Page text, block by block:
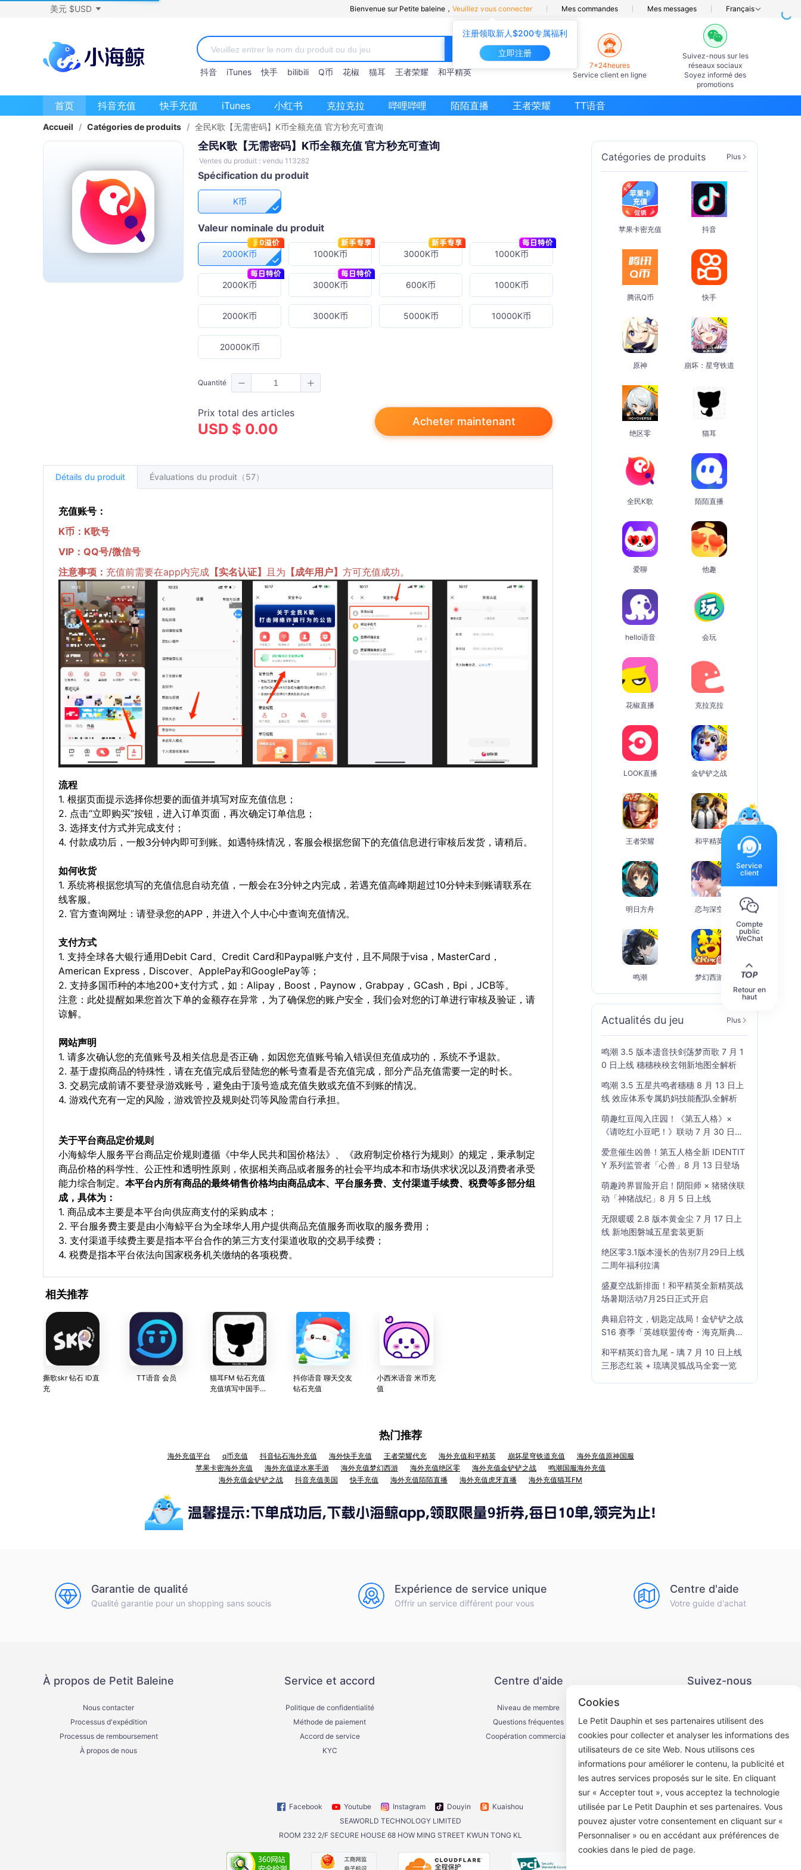
注册领取新人$200专属福利
立即注册
美元 $USD Bienvenue sur Petite baleine， Veuillez vous connecter Mes commandes Mes messages Français
抖音 iTunes 快手 bilibili Q币 花椒 猫耳 王者荣耀 和平精英
7×24heures
Service client en ligne
Suivez-nous sur les
réseaux sociaux
Soyez informé des
promotions
首页 抖音充值 快手充值 iTunes 小红书 克拉克拉 哔哩哔哩 陌陌直播 王者荣耀 TT语音
Accueil / Catégories de produits / 全民K歌【无需密码】K币全额充值 官方秒充可查询
全民K歌【无需密码】K币全额充值 官方秒充可查询
Ventes du produit : vendu 113282
Spécification du produit
K币
Valeur nominale du produit
2000K币 1000K币 3000K币 1000K币
2000K币 3000K币 600K币 1000K币
2000K币 3000K币 5000K币 10000K币
20000K币
Quantité
Prix total des articles
USD $ 0.00 Acheter maintenant
Détails du produit Évaluations du produit（57）
充值账号：
K币：K歌号
VIP：QQ号/微信号
注意事项： 充值前需要在app内完成 【实名认证】 且为 【成年用户】 方可充值成功。
流程
1. 根据页面提示选择你想要的面值并填写对应充值信息；
2. 点击“立即购买”按钮，进入订单页面，再次确定订单信息；
3. 选择支付方式并完成支付；
4. 付款成功后，一般3分钟内即可到账。如遇特殊情况，客服会根据您留下的充值信息进行审核后发货，请稍后。
如何收货
1. 系统将根据您填写的充值信息自动充值，一般会在3分钟之内完成，若遇充值高峰期超过10分钟未到账请联系在
线客服。
2. 官方查询网址：请登录您的APP，并进入个人中心中查询充值情况。
支付方式
1. 支持全球各大银行通用Debit Card、Credit Card和Paypal账户支付，且不局限于visa，MasterCard，
American Express，Discover、ApplePay和GooglePay等；
2. 支持多国币种的本地200+支付方式，如：Alipay，Boost，Paynow，Grabpay，GCash，Bpi，JCB等。
注意：此处提醒如果您首次下单的金额存在异常，为了确保您的账户安全，我们会对您的订单进行审核及验证，请
谅解。
网站声明
1. 请多次确认您的充值账号及相关信息是否正确，如因您充值账号输入错误但充值成功的，系统不予退款。
2. 基于虚拟商品的特殊性，请在充值完成后登陆您的帐号查看是否充值完成，部分产品充值需要一定的时长。
3. 交易完成前请不要登录游戏账号，避免由于顶号造成充值失败或充值不到账的情况。
4. 游戏代充有一定的风险，游戏管控及规则处罚等风险需自行承担。
关于平台商品定价规则
小海鲸华人服务平台商品定价规则遵循《中华人民共和国价格法》、《政府制定价格行为规则》的规定，秉承制定
商品价格的科学性、公正性和透明性原则，依据相关商品或者服务的社会平均成本和市场供求状况以及消费者承受
能力综合制定。 本平台内所有商品的最终销售价格均由商品成本、平台服务费、支付渠道手续费、税费等多部分组
成，具体为：
1. 商品成本主要是本平台向供应商支付的采购成本；
2. 平台服务费主要是由小海鲸平台为全球华人用户提供商品充值服务而收取的服务费用；
3. 支付渠道手续费主要是指本平台合作的第三方支付渠道收取的交易手续费；
4. 税费是指本平台依法向国家税务机关缴纳的各项税费。
相关推荐
撕歌skr 钻石 ID直
充
TT语音 会员
猫耳FM 钻石充值
充值填写中国手机
抖你语音 聊天交友
钻石充值
小西米语音 米币充
值
Catégories de produits Plus
苹果卡密充值 抖音
腾讯Q币 快手
原神 崩坏：星穹铁道
绝区零 猫耳
全民K歌 陌陌直播
爱聊 他趣
hello语音 会玩
花椒直播 克拉克拉
LOOK直播 金铲铲之战
王者荣耀 和平精英
明日方舟 恋与深空
鸣潮 梦幻西游
Actualités du jeu Plus
鸣潮 3.5 版本遗音扶剑荡梦而歌 7 月 1
0 日上线 穗穗秧秧玄翎新地图全解析
鸣潮 3.5 五星共鸣者穗穗 8 月 13 日上
线 效应体系专属奶妈技能配队全解析
萌趣红豆闯入庄园！《第五人格》×
《请吃红小豆吧！》联动 7 月 30 日开
爱意催生凶兽！第五人格全新 IDENTIT
Y 系列监管者「心兽」8 月 13 日登场
萌趣跨界冒险开启！阴阳师 × 猪猪侠联
动「神猪战纪」8 月 5 日上线
无限暖暖 2.8 版本黄金尘 7 月 17 日上
线 新地图磐城五星套装更新
绝区零3.1版本漫长的告别7月29日上线
二周年福利拉满
盛夏空战新排面！和平精英全新精英战
场暑期活动7月25日正式开启
典籍启符文，钥匙定战局！金铲铲之战
S16 赛季「英雄联盟传奇・海克斯典
和平精英幻音九尾 - 璃 7 月 10 日上线
三形态红装 + 琉璃灵狐战马全套一览
热门推荐
海外充值平台 q币充值 抖音钻石海外充值 海外快手充值 王者荣耀代充 海外充值和平精英 崩坏星穹铁道充值
海外充值原神国服
苹果卡密海外充值
海外充值逆水寒手游 海外充值梦幻西游 海外充值绝区零 海外充值金铲铲之战
鸣潮国服海外充值
海外充值金铲铲之战
抖音充值美国 快手充值 海外充值陌陌直播 海外充值虎牙直播 海外充值猫耳FM
Garantie de qualité
Qualité garantie pour un shopping sans soucis
Expérience de service unique
Offrir un service différent pour vous
Centre d'aide
Votre guide d'achat
À propos de Petit Baleine
Nous contacter
Processus d'expédition
Processus de remboursement
À propos de nous
Service et accord
Politique de confidentialité
Méthode de paiement
Accord de service
KYC
Centre d'aide
Niveau de membre
Questions fréquentes
Coopération commerciale
Suivez-nous
Compte public WeChat
Facebook Youtube Instagram Douyin
Kuaishou
SEAWORLD TECHNOLOGY LIMITED
ROOM 232 2/F SECURE HOUSE 68 HOW MING STREET KWUN TONG KL
Service
client
Compte
public
WeChat
Retour en
haut
Cookies
Le Petit Dauphin et ses partenaires utilisent des
cookies pour collecter et analyser les informations des
utilisateurs de ce site Web. Nous utilisons ces
informations pour améliorer le contenu, la publicité et
les autres services proposés sur le site. En cliquant
sur « Accepter tout », vous acceptez la technologie
utilisée par Le Petit Dauphin et ses partenaires. Vous
pouvez ajuster votre consentement en cliquant sur «
Personnaliser » ou en accédant aux préférences de
cookies dans le pied de page.